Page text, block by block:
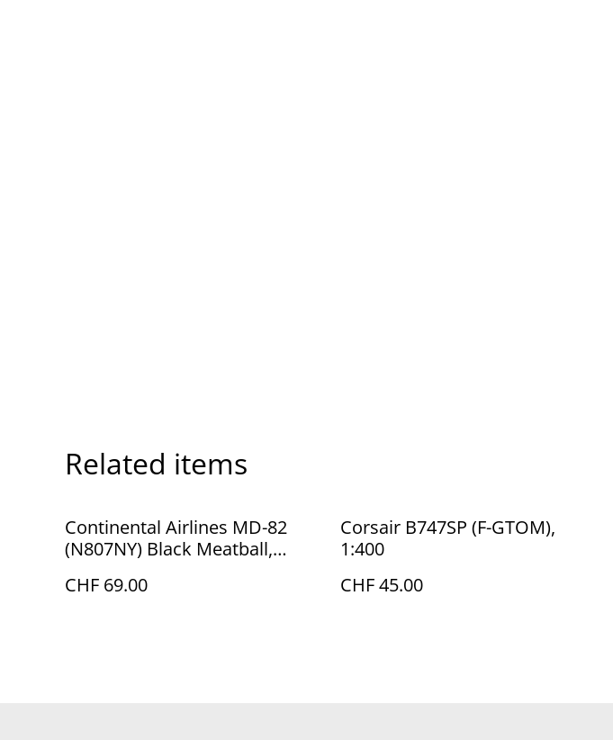
Related items
Continental Airlines MD-82
(N807NY) Black Meatball,
CHF 69.00
Corsair B747SP (F-GTOM),
1:400
CHF 45.00